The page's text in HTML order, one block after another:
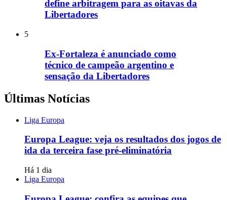
define arbitragem para as oitavas da
Libertadores
5
Ex-Fortaleza é anunciado como
técnico de campeão argentino e
sensação da Libertadores
Últimas Notícias
Liga Europa
Europa League: veja os resultados dos jogos de
ida da terceira fase pré-eliminatória
Há 1 dia
Liga Europa